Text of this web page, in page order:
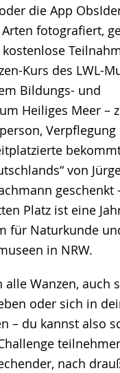
die App
fotografiert,
Kurs des LWL-
Bildungs- und
Heiliges Meer –
Verpflegung
von
geschenkt
Platz ist eine
für Naturkunde
in NRW.
alle Wanzen, auch
oder sich in
– du kannst also
nach